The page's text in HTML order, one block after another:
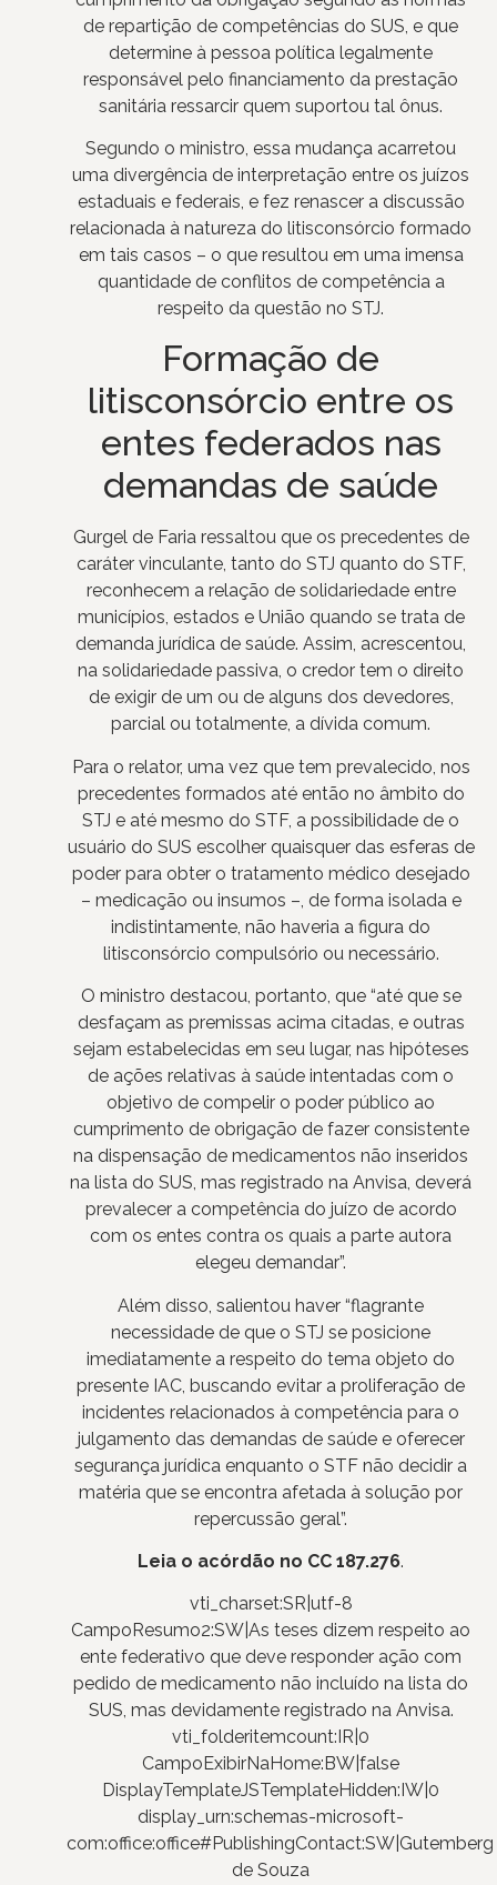
de repartição de competências do SUS, e que
determine à pessoa política legalmente
responsável pelo financiamento da prestação
sanitária ressarcir quem suportou tal ônus.
Segundo o ministro, essa mudança acarretou
uma divergência de interpretação entre os juízos
estaduais e federais, e fez renascer a discussão
relacionada à natureza do litisconsórcio formado
em tais casos – o que resultou em uma imensa
quantidade de conflitos de competência a
respeito da questão no STJ.
Formação de
litisconsórcio entre os
entes federados nas
demandas de saúde
Gurgel de Faria ressaltou que os precedentes de
caráter vinculante, tanto do STJ quanto do STF,
reconhecem a relação de solidariedade entre
municípios, estados e União quando se trata de
demanda jurídica de saúde. Assim, acrescentou,
na solidariedade passiva, o credor tem o direito
de exigir de um ou de alguns dos devedores,
parcial ou totalmente, a dívida comum.
Para o relator, uma vez que tem prevalecido, nos
precedentes formados até então no âmbito do
STJ e até mesmo do STF, a possibilidade de o
usuário do SUS escolher quaisquer das esferas de
poder para obter o tratamento médico desejado
– medicação ou insumos –, de forma isolada e
indistintamente, não haveria a figura do
litisconsórcio compulsório ou necessário.
O ministro destacou, portanto, que “até que se
desfaçam as premissas acima citadas, e outras
sejam estabelecidas em seu lugar, nas hipóteses
de ações relativas à saúde intentadas com o
objetivo de compelir o poder público ao
cumprimento de obrigação de fazer consistente
na dispensação de medicamentos não inseridos
na lista do SUS, mas registrado na Anvisa, deverá
prevalecer a competência do juízo de acordo
com os entes contra os quais a parte autora
elegeu demandar”.
Além disso, salientou haver “flagrante
necessidade de que o STJ se posicione
imediatamente a respeito do tema objeto do
presente IAC, buscando evitar a proliferação de
incidentes relacionados à competência para o
julgamento das demandas de saúde e oferecer
segurança jurídica enquanto o STF não decidir a
matéria que se encontra afetada à solução por
repercussão geral”.
Leia o acórdão no CC 187.276.
vti_charset:SR|utf-8
CampoResumo2:SW|As teses dizem respeito ao
ente federativo que deve responder ação com
pedido de medicamento não incluído na lista do
SUS, mas devidamente registrado na Anvisa.
vti_folderitemcount:IR|0
CampoExibirNaHome:BW|false
DisplayTemplateJSTemplateHidden:IW|0
display_urn:schemas-microsoft-
com:office:office#PublishingContact:SW|Gutemberg
de Souza